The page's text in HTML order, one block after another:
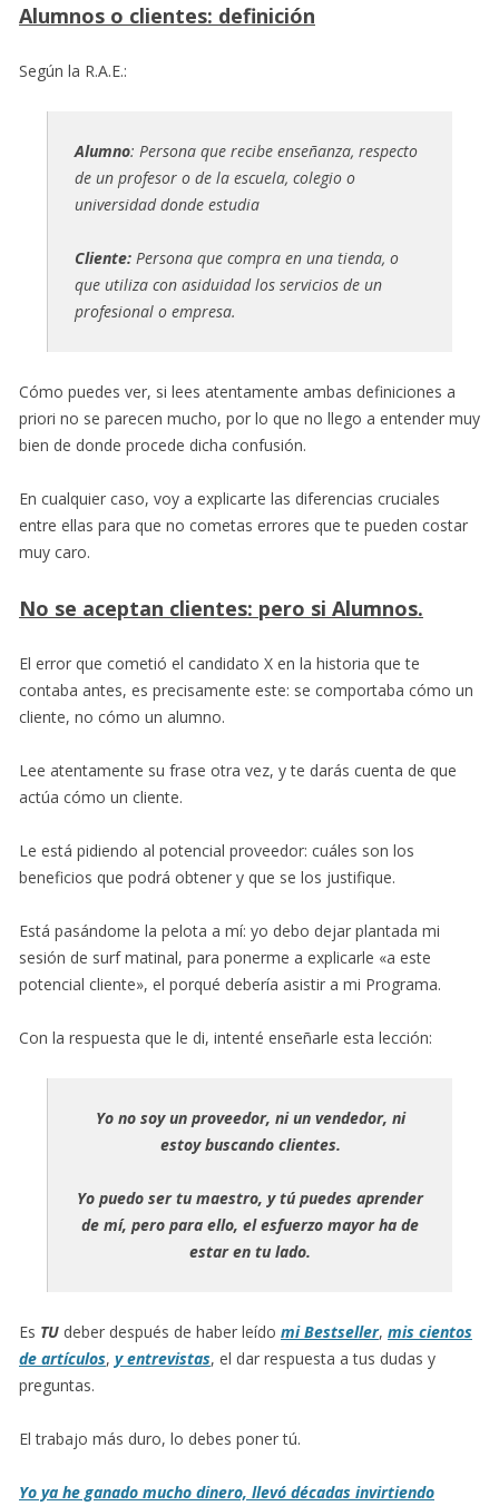
Alumnos o clientes: definición
Según la R.A.E.:
Alumno: Persona que recibe enseñanza, respecto
de un profesor o de la escuela, colegio o
universidad donde estudia
Cliente: Persona que compra en una tienda, o
que utiliza con asiduidad los servicios de un
profesional o empresa.
Cómo puedes ver, si lees atentamente ambas definiciones a
priori no se parecen mucho, por lo que no llego a entender muy
bien de donde procede dicha confusión.
En cualquier caso, voy a explicarte las diferencias cruciales
entre ellas para que no cometas errores que te pueden costar
muy caro.
No se aceptan clientes: pero si Alumnos.
El error que cometió el candidato X en la historia que te
contaba antes, es precisamente este: se comportaba cómo un
cliente, no cómo un alumno.
Lee atentamente su frase otra vez, y te darás cuenta de que
actúa cómo un cliente.
Le está pidiendo al potencial proveedor: cuáles son los
beneficios que podrá obtener y que se los justifique.
Está pasándome la pelota a mí: yo debo dejar plantada mi
sesión de surf matinal, para ponerme a explicarle «a este
potencial cliente», el porqué debería asistir a mi Programa.
Con la respuesta que le di, intenté enseñarle esta lección:
Yo no soy un proveedor, ni un vendedor, ni
estoy buscando clientes.
Yo puedo ser tu maestro, y tú puedes aprender
de mí, pero para ello, el esfuerzo mayor ha de
estar en tu lado.
Es TU deber después de haber leído mi Bestseller, mis cientos
de artículos, y entrevistas, el dar respuesta a tus dudas y
preguntas.
El trabajo más duro, lo debes poner tú.
Yo ya he ganado mucho dinero, llevó décadas invirtiendo